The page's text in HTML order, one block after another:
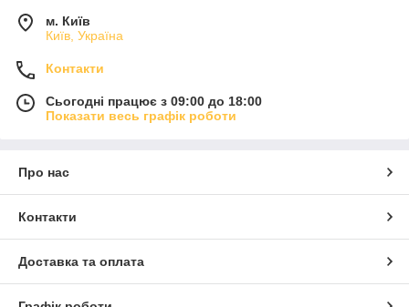
м. Київ
Київ, Україна
Контакти
Сьогодні працює з 09:00 до 18:00
Показати весь графік роботи
Про нас
Контакти
Доставка та оплата